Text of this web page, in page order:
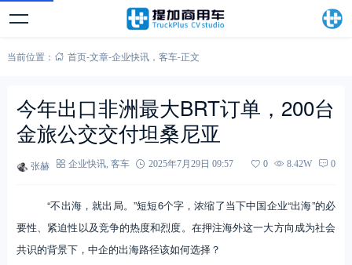
当前位置： 首页-文章-企业快讯， 客车-正文
今年出口非洲最大BRT订单，200台
金旅公交交付坦桑尼亚
张赫 企业快讯, 客车 2025年7月29日 09:57 0 8.42W 0
“不出海，就出局。”短短6个字，浓缩了当下中国企业“出海”的必
要性、紧迫性以及竞争的热度和烈度。在押注海外这一大方向成为社会
共识的背景下，中企的出海路径该如何选择？